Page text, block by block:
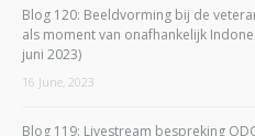
Blog 120: Beeldvorming bij de
als moment van onafhankelijk
juni 2023)
16 June, 2023
Blog 119: Livestream bespreking